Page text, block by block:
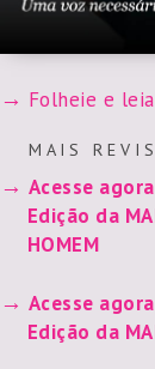
Folheie e
M A I S R E V I S
Acesse
Edição da
HOMEM
Acesse
Edição da